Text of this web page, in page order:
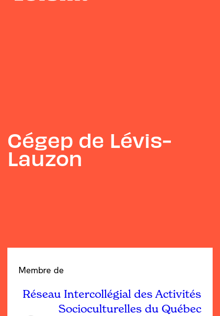
Cégep de Lévis-
Lauzon
Membre de
Réseau Intercollégial des Activités
Socioculturelles du Québec